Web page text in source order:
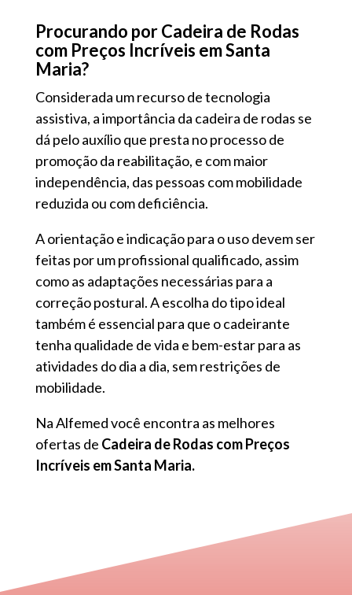
Procurando por Cadeira de Rodas
com Preços Incríveis em Santa
Maria?
Considerada um recurso de tecnologia
assistiva, a importância da cadeira de rodas se
dá pelo auxílio que presta no processo de
promoção da reabilitação, e com maior
independência, das pessoas com mobilidade
reduzida ou com deficiência.
A orientação e indicação para o uso devem ser
feitas por um profissional qualificado, assim
como as adaptações necessárias para a
correção postural. A escolha do tipo ideal
também é essencial para que o cadeirante
tenha qualidade de vida e bem-estar para as
atividades do dia a dia, sem restrições de
mobilidade.
Na Alfemed você encontra as melhores
ofertas de Cadeira de Rodas com Preços
Incríveis em Santa Maria.